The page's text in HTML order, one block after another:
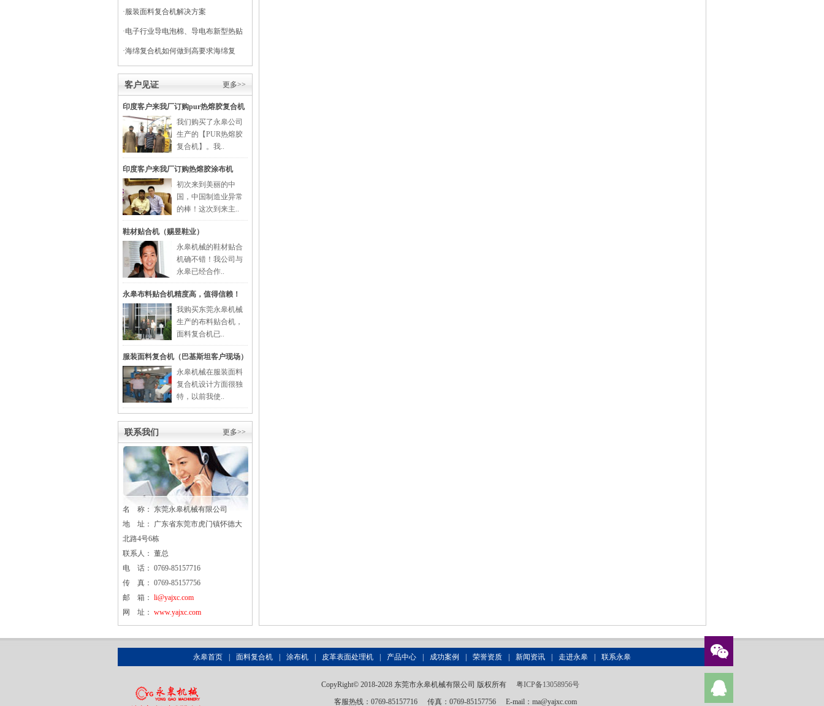
·服装面料复合机解决方案
·电子行业导电泡棉、导电布新型热贴
复合
·海绵复合机如何做到高要求海绵复
更多>>
客户见证
印度客户来我厂订购pur热熔胶复合机
我们购买了永皋公司
生产的【PUR热熔胶
复合机】。我..
印度客户来我厂订购热熔胶涂布机
初次来到美丽的中
国，中国制造业异常
的棒！这次到来主..
鞋材贴合机（赐昱鞋业）
永皋机械的鞋材贴合
机确不错！我公司与
永皋已经合作..
永皋布料贴合机精度高，值得信赖！
我购买东莞永皋机械
生产的布料贴合机，
面料复合机已..
服装面料复合机（巴基斯坦客户现场）
永皋机械在服装面料
复合机设计方面很独
特，以前我使..
更多>>
联系我们
名 称： 东莞永皋机械有限公司
地 址： 广东省东莞市虎门镇怀德大
北路4号6栋
联系人： 董总
电 话： 0769-85157716
传 真： 0769-85157756
邮 箱： li@yajxc.com
网 址： www.yajxc.com
永皋首页 面料复合机 涂布机 皮革表面处理机 产品中心 成功案例 荣誉资质 新闻资讯 走进永皋 联系永皋
CopyRight© 2018-2028 东莞市永皋机械有限公司 版权所有
粤ICP备13058956号
客服热线：0769-85157716
传真：0769-85157756 E-mail：ma@yajxc.com